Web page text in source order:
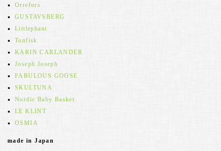
Orrefors
GUSTAVSBERG
Littlephant
Tonfisk
KARIN CARLANDER
Joseph Joseph
FABULOUS GOOSE
SKULTUNA
Nordic Baby Basket
LE KLINT
OSMIA
made in Japan